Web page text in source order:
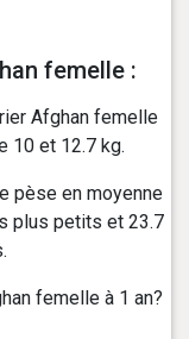
femelle :
Afghan femelle
10 et 12.7 kg.
pèse en moyenne
plus petits et 23.7
femelle à 1 an?